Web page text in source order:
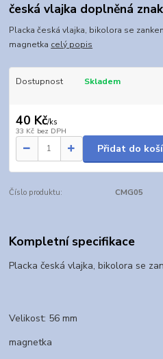
česká vlajka doplněná
Placka česká vlajka, bikolora se
magnetka celý popis
Dostupnost Skladem
40 Kč/ks
33 Kč bez DPH
Přidat do
Číslo produktu: CMG05
Kompletní specifikace
Placka česká vlajka, bikolora se
Velikost: 56 mm
magnetka